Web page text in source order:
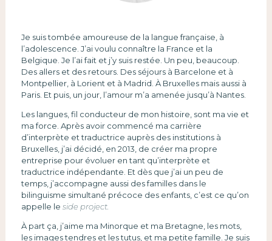
Je suis tombée amoureuse de la langue française, à
l’adolescence. J’ai voulu connaître la France et la
Belgique. Je l’ai fait et j’y suis restée. Un peu, beaucoup.
Des allers et des retours. Des séjours à Barcelone et à
Montpellier, à Lorient et à Madrid. À Bruxelles mais aussi à
Paris. Et puis, un jour, l’amour m’a amenée jusqu’à Nantes.
Les langues, fil conducteur de mon histoire, sont ma vie et
ma force. Après avoir commencé ma carrière
d’interprète et traductrice auprès des institutions à
Bruxelles, j’ai décidé, en 2013, de créer ma propre
entreprise pour évoluer en tant qu’interprète et
traductrice indépendante. Et dès que j’ai un peu de
temps, j’accompagne aussi des familles dans le
bilinguisme simultané précoce des enfants, c’est ce qu’on
appelle le side project.
À part ça, j’aime ma Minorque et ma Bretagne, les mots,
les images tendres et les tutus, et ma petite famille. Je suis